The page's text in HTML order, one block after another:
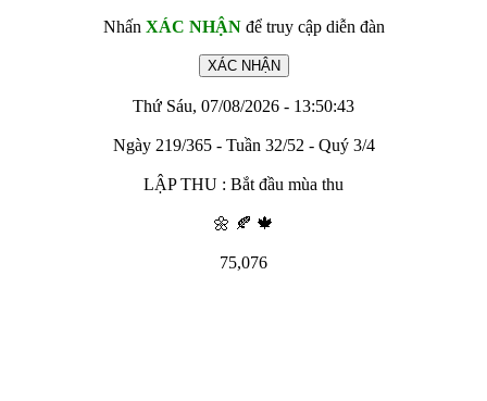
Nhấn XÁC NHẬNđể truy cập diễn đàn
Thứ Sáu, 07/08/2026 - 13:50:43
Ngày 219/365 - Tuần 32/52 - Quý 3/4
LẬP THU : Bắt đầu mùa thu
🌼 🍂 🍁
75,076